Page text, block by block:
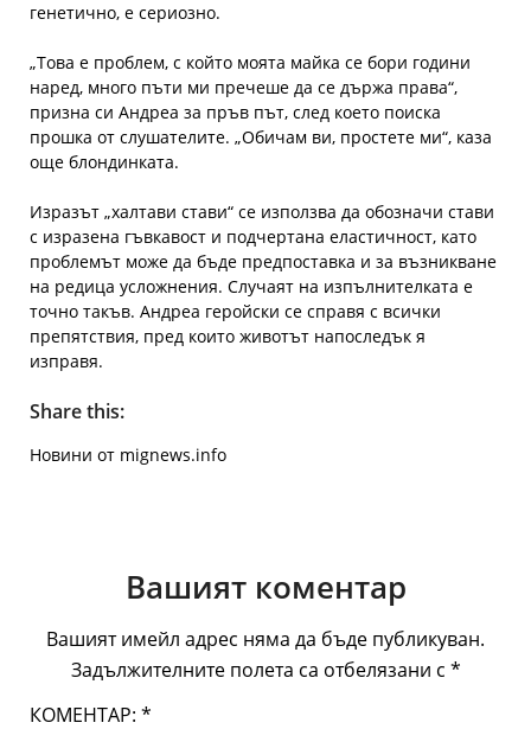
генетично, е сериозно.
„Това е проблем, с който моята майка се бори години
наред, много пъти ми пречеше да се държа права“,
призна си Андреа за пръв път, след което поиска
прошка от слушателите. „Обичам ви, простете ми“, каза
още блондинката.
Изразът „халтави стави“ се използва да обозначи стави
с изразена гъвкавост и подчертана еластичност, като
проблемът може да бъде предпоставка и за възникване
на редица усложнения. Случаят на изпълнителката е
точно такъв. Андреа геройски се справя с всички
препятствия, пред които животът напоследък я
изправя.
Share this:
Новини от mignews.info
Вашият коментар
Вашият имейл адрес няма да бъде публикуван.
Задължителните полета са отбелязани с *
КОМЕНТАР: *